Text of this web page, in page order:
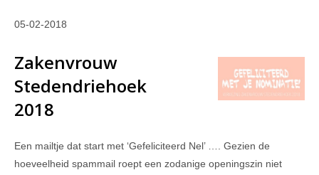
05-02-2018
Zakenvrouw
Stedendriehoek
2018
Een mailtje dat start met ‘Gefeliciteerd Nel’ …. Gezien de
hoeveelheid spammail roept een zodanige openingszin niet